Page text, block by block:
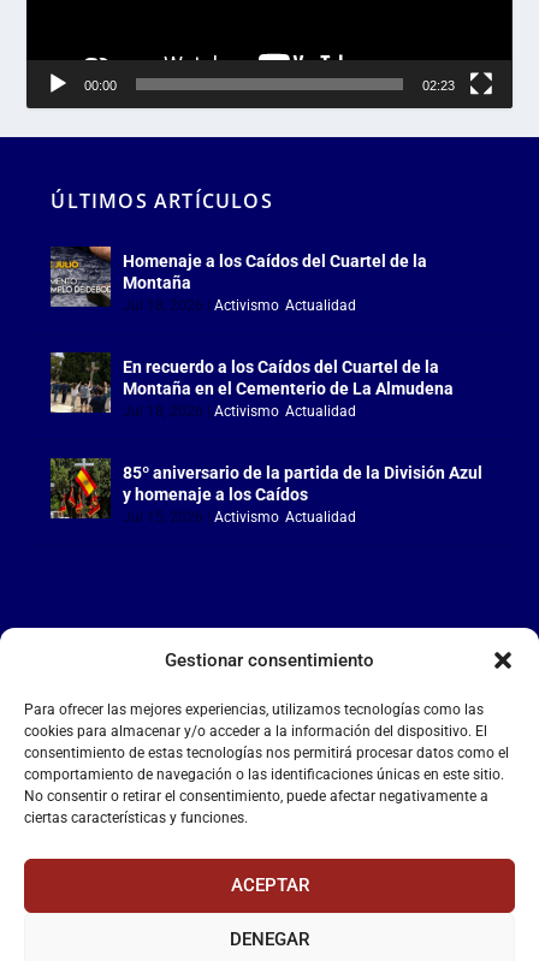
Gestionar consentimiento
Para ofrecer las mejores experiencias, utilizamos tecnologías como las
cookies para almacenar y/o acceder a la información del dispositivo. El
consentimiento de estas tecnologías nos permitirá procesar datos como el
comportamiento de navegación o las identificaciones únicas en este sitio.
No consentir o retirar el consentimiento, puede afectar negativamente a
ciertas características y funciones.
ACEPTAR
DENEGAR
00:00 02:23
ÚLTIMOS ARTÍCULOS
Homenaje a los Caídos del Cuartel de la
Montaña
Jul 18, 2026 |Activismo,Actualidad
En recuerdo a los Caídos del Cuartel de la
Montaña en el Cementerio de La Almudena
Jul 18, 2026 |Activismo,Actualidad
85º aniversario de la partida de la División Azul
y homenaje a los Caídos
Jul 15, 2026 |Activismo,Actualidad
LA FALANGE
Reproductor
de
vídeo